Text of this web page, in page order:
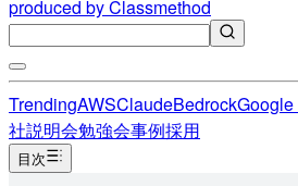
produced by Classmethod
TrendingAWSClaudeBedrock
社説明会勉強会事例採用
目次